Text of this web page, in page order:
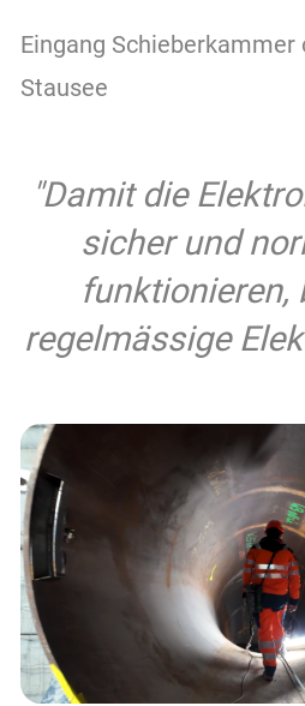
Eingang Schieberkammer
Stausee
"Damit die
sicher und
funktionieren,
regelmässige